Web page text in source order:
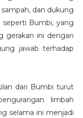
dan dukung
Bumbi, yang
gerakan ini dengan
jawab terhadap
dari Bumbi turut
limbah
selama ini menjadi